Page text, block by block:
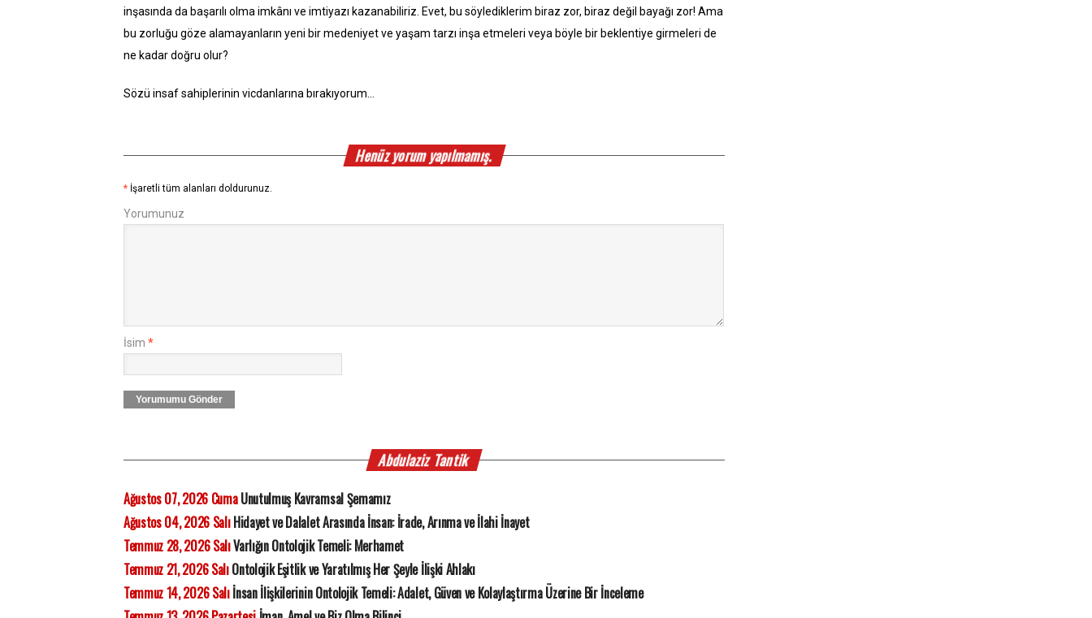
inşasında da başarılı olma imkânı ve imtiyazı kazanabiliriz. Evet, bu söylediklerim biraz zor, biraz değil bayağı zor! Ama
bu zorluğu göze alamayanların yeni bir medeniyet ve yaşam tarzı inşa etmeleri veya böyle bir beklentiye girmeleri de
ne kadar doğru olur?
Sözü insaf sahiplerinin vicdanlarına bırakıyorum…
Henüz yorum yapılmamış.
* İşaretli tüm alanları doldurunuz.
Yorumunuz
İsim *
Yorumumu Gönder
Abdulaziz Tantik
Ağustos 07, 2026 CumaUnutulmuş Kavramsal Şemamız
Ağustos 04, 2026 SalıHidayet ve Dalalet Arasında İnsan: İrade, Arınma ve İlahi İnayet
Temmuz 28, 2026 SalıVarlığın Ontolojik Temeli: Merhamet
Temmuz 21, 2026 SalıOntolojik Eşitlik ve Yaratılmış Her Şeyle İlişki Ahlakı
Temmuz 14, 2026 Salıİnsan İlişkilerinin Ontolojik Temeli: Adalet, Güven ve Kolaylaştırma Üzerine Bir İnceleme